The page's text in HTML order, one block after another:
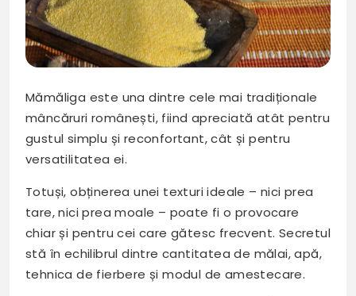
Mămăliga este una dintre cele mai tradiționale
mâncăruri românești, fiind apreciată atât pentru
gustul simplu și reconfortant, cât și pentru
versatilitatea ei.
Totuși, obținerea unei texturi ideale – nici prea
tare, nici prea moale – poate fi o provocare
chiar și pentru cei care gătesc frecvent. Secretul
stă în echilibrul dintre cantitatea de mălai, apă,
tehnica de fierbere și modul de amestecare.